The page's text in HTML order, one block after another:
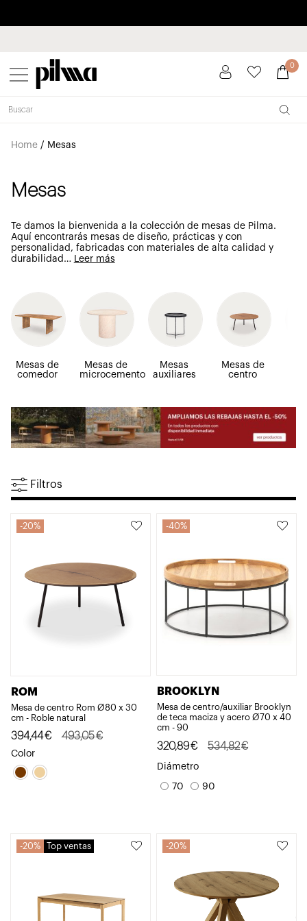
pilma 0
Home/ Mesas
Mesas
Te damos la bienvenida a la colección de mesas de Pilma.
Aquí encontrarás mesas de diseño, prácticas y con
personalidad, fabricadas con materiales de alta calidad y
durabilidad … Leer más
Mesas de
comedor
Mesas de
microcemento
Mesas
auxiliares
Mesas de
centro
Filtros
20%
ROM
Mesa de centro Rom Ø80 x 30
cm - Roble natural
493,05€
El
precio
original
394,44€
El
precio
actual
Color
40%
BROOKLYN
Mesa de centro/auxiliar Brooklyn
de teca maciza y acero Ø70 x 40
cm - 90
534,82€
El
precio
original
320,89€
El
precio
actual
Diámetro
70 90
20% Top ventas 20%